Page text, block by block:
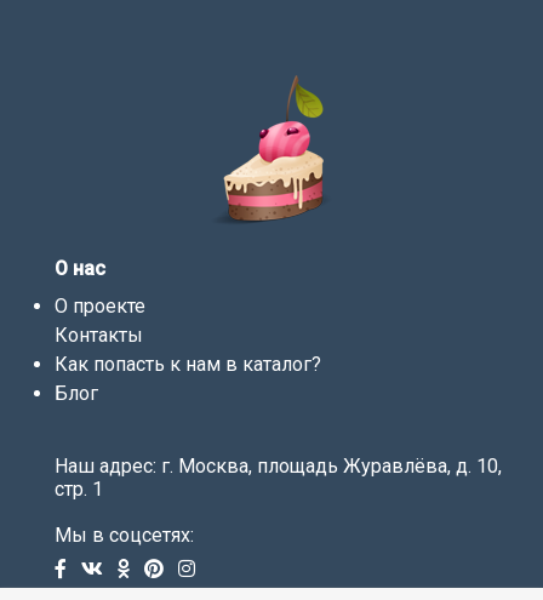
О нас
О проекте
Контакты
Как попасть к нам в каталог?
Блог
Наш адрес: г. Москва, площадь Журавлёва, д. 10,
стр. 1
Мы в соцсетях: